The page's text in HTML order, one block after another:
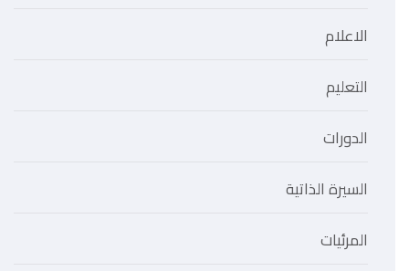
الاعلام
التعليم
الدورات
السيرة الذاتية
المرئيات